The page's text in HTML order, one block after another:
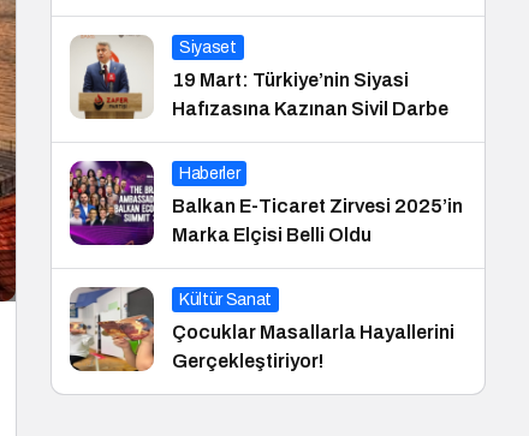
Siyaset
19 Mart: Türkiye’nin Siyasi
Hafızasına Kazınan Sivil Darbe
Haberler
Balkan E-Ticaret Zirvesi 2025’in
Marka Elçisi Belli Oldu
Kültür Sanat
Çocuklar Masallarla Hayallerini
Gerçekleştiriyor!